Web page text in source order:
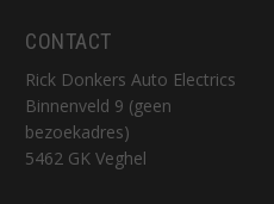
CONTACT
Rick Donkers Auto Electrics
Binnenveld 9 (geen
bezoekadres)
5462 GK Veghel